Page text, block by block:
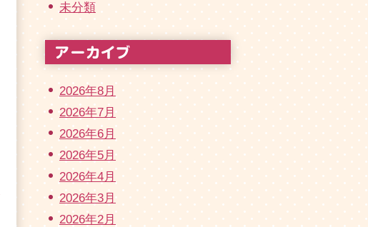
未分類
2026年8月
2026年7月
2026年6月
2026年5月
2026年4月
2026年3月
2026年2月